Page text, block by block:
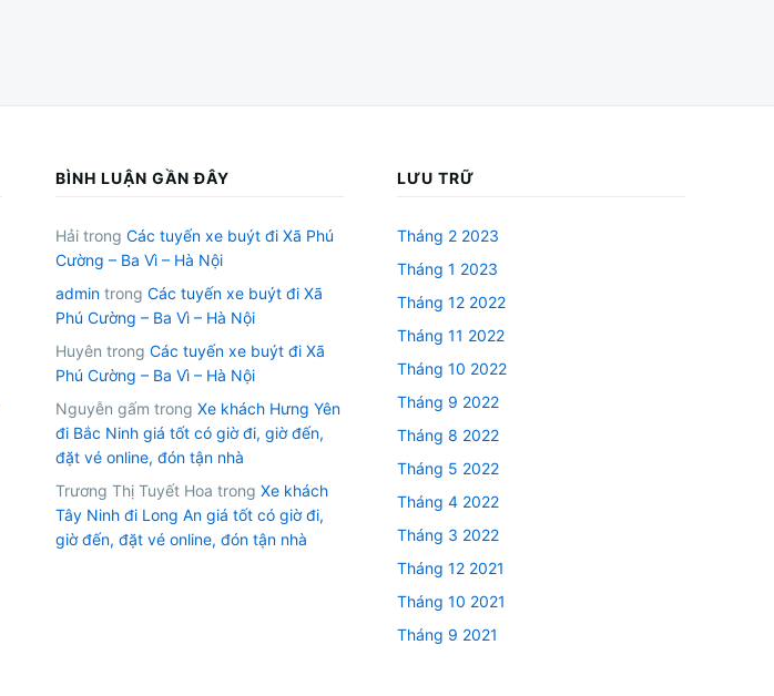
BÌNH LUẬN GẦN ĐÂY
Hải trong Các tuyến xe buýt đi Xã Phú
Cường – Ba Vì – Hà Nội
admin trong Các tuyến xe buýt đi Xã
Phú Cường – Ba Vì – Hà Nội
Huyên trong Các tuyến xe buýt đi Xã
Phú Cường – Ba Vì – Hà Nội
Nguyễn gấm trong Xe khách Hưng Yên
đi Bắc Ninh giá tốt có giờ đi, giờ đến,
đặt vé online, đón tận nhà
Trương Thị Tuyết Hoa trong Xe khách
Tây Ninh đi Long An giá tốt có giờ đi,
giờ đến, đặt vé online, đón tận nhà
LƯU TRỮ
Tháng 2 2023
Tháng 1 2023
Tháng 12 2022
Tháng 11 2022
Tháng 10 2022
Tháng 9 2022
Tháng 8 2022
Tháng 5 2022
Tháng 4 2022
Tháng 3 2022
Tháng 12 2021
Tháng 10 2021
Tháng 9 2021